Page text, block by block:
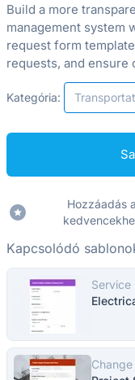
Build a more
management system
request form
requests, and ensure
Kategória:
Hozzáadás a
Kapcsolódó
Service